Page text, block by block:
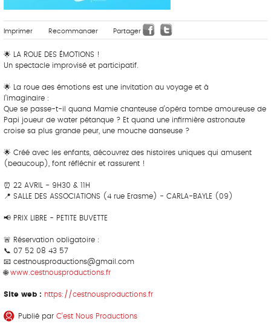
Imprimer Recommander Partager
🌟 LA ROUE DES ÉMOTIONS !
Un spectacle improvisé et participatif.
🌟 La roue des émotions est une invitation au voyage et à
l’imaginaire :
Que se passe-t-il quand Mamie chanteuse d’opéra tombe amoureuse de
Papi joueur de water pétanque ? Et quand une infirmière astronaute
croise sa plus grande peur, une mouche danseuse ?
🌟 Créé avec les enfants, découvrez des histoires uniques qui amusent
(beaucoup), font réfléchir et rassurent !
⏰ 22 AVRIL - 9H30 & 11H
📍 SALLE DES ASSOCIATIONS (4 rue Erasme) - CARLA-BAYLE (09)
📢 PRIX LIBRE - PETITE BUVETTE
🚨 Réservation obligatoire :
📞 07 52 08 43 57
📧 cestnousproductions@gmail.com
🌐www.cestnousproductions.fr
Site web : https://cestnousproductions.fr
Publié par C’est Nous Productions